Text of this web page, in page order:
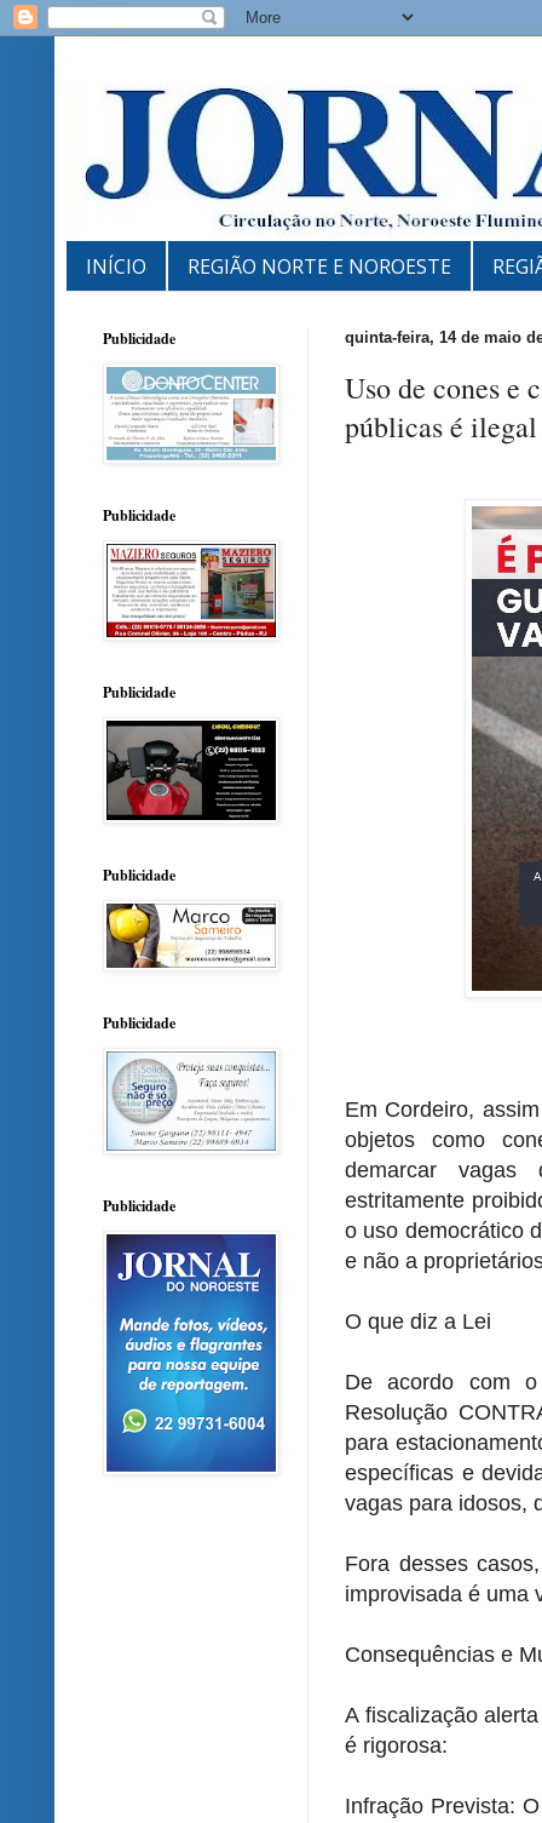
INÍCIO REGIÃO NORTE E NOROESTE
quinta-feira, 14 de maio
Uso de cones e
públicas é
Em Cordeiro,
objetos como
demarcar vagas
estritamente
o uso democrático
e não a
O que diz a Lei
De acordo com
Resolução
para
específicas e
vagas para idosos,
Fora desses
improvisada é uma
Consequências e
A fiscalização
é rigorosa:
Infração Prevista:
Publicidade
Publicidade
Publicidade
Publicidade
Publicidade
Publicidade